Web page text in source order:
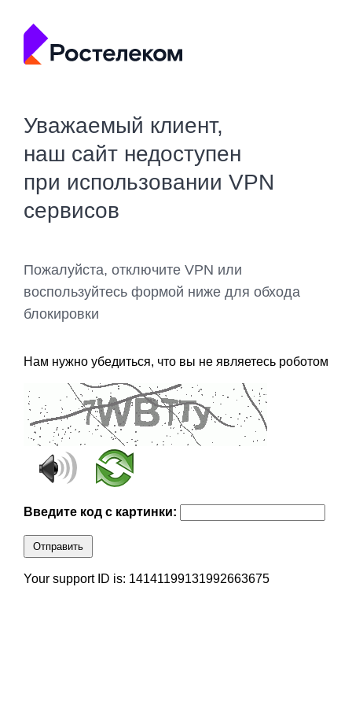
Уважаемый клиент,
наш сайт недоступен
при использовании VPN
сервисов
Пожалуйста, отключите VPN или
воспользуйтесь формой ниже для обхода
блокировки
Нам нужно убедиться, что вы не являетесь роботом
Введите код с картинки:
Отправить
Your support ID is: 14141199131992663675